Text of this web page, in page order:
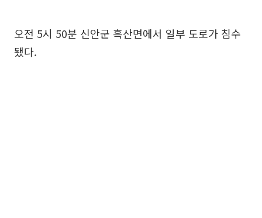
오전 5시 50분 신안군 흑산면에서 일부 도로가 침수
됐다.